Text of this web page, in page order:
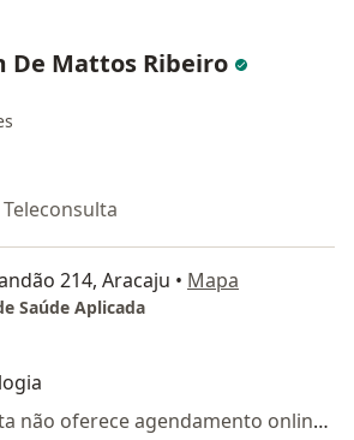
De Mattos Ribeiro
Teleconsulta
214, Aracaju • Mapa
Saúde Aplicada
Esse especialista não oferece agendamento online para esse endereço.